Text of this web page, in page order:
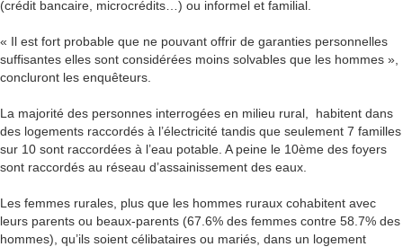
(crédit bancaire, microcrédits…) ou informel et familial.
« Il est fort probable que ne pouvant offrir de garanties personnelles
suffisantes elles sont considérées moins solvables que les hommes »,
concluront les enquêteurs.
La majorité des personnes interrogées en milieu rural, habitent dans
des logements raccordés à l’électricité tandis que seulement 7 familles
sur 10 sont raccordées à l’eau potable. A peine le 10ème des foyers
sont raccordés au réseau d’assainissement des eaux.
Les femmes rurales, plus que les hommes ruraux cohabitent avec
leurs parents ou beaux-parents (67.6% des femmes contre 58.7% des
hommes), qu’ils soient célibataires ou mariés, dans un logement